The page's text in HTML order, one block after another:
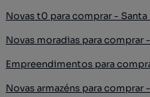
Novas t0 para comprar - Santa
Novas moradias para comprar
Empreendimentos para
Novas armazéns para comprar